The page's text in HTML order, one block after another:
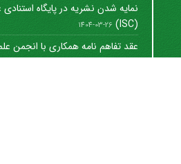
نمایه شدن نشریه در پایگاه
(ISC)
1404-03-26
عقد تفاهم نامه همکاری با انجمن
منابع ...